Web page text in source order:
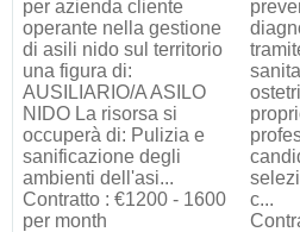
per azienda cliente
operante nella gestione
di asili nido sul territorio
una figura di:
AUSILIARIO/A ASILO
NIDO La risorsa si
occuperà di: Pulizia e
sanificazione degli
ambienti dell'asi...
Contratto : €1200 - 1600
per month
c...